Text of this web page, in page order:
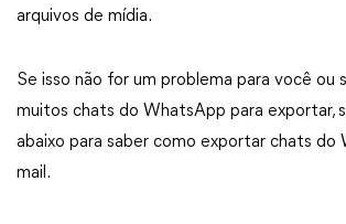
arquivos de mídia.
Se isso não for um problema para você ou
muitos chats do WhatsApp para exportar,
abaixo para saber como exportar chats do
mail.